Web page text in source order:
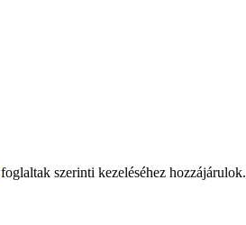
foglaltak szerinti kezeléséhez hozzájárulok.